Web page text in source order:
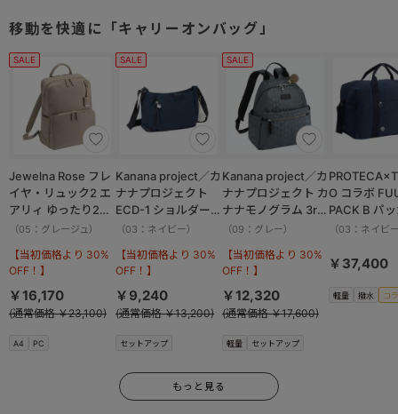
移動を快適に「キャリーオンバッグ」
SALE
A4 PC
Jewelna Rose フレ
イヤ・リュック2 エ
アリィ ゆったり2ル
ーム 16262
（05：グレージュ）
【当初価格より 30%
OFF！】
￥16,170
(通常価格 ￥23,100)
SALE
セットアップ
Kanana project／カ
ナナプロジェクト
ECD-1 ショルダーバ
ッグ 横 19083
（03：ネイビー）
【当初価格より 30%
OFF！】
￥9,240
(通常価格 ￥13,200)
SALE
軽量 セットアップ
Kanana project／カ
ナナプロジェクト カ
ナナモノグラム 3rd
リュックサック
（09：グレー）
【当初価格より 30%
OFF！】
￥12,320
(通常価格 ￥17,600)
軽量 撥水 コ
O コラボ
PACK B パ
ボストンバ
13002
（03：ネイビ
￥37,400
もっと見る